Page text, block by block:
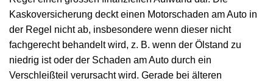
Kaskoversicherung deckt einen Motorschaden am Auto in
der Regel nicht ab, insbesondere wenn dieser nicht
fachgerecht behandelt wird, z. B. wenn der Ölstand zu
niedrig ist oder der Schaden am Auto durch ein
Verschleißteil verursacht wird. Gerade bei älteren